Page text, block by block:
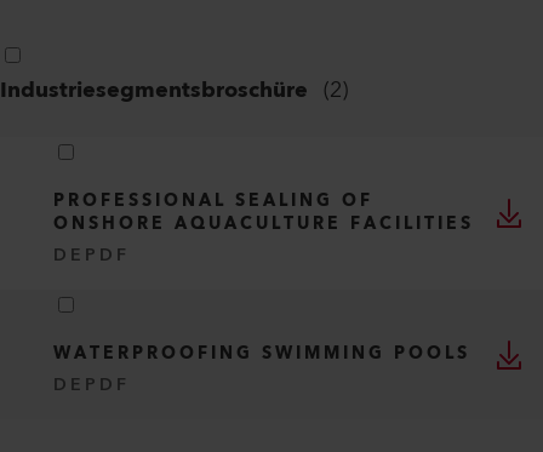
Industriesegmentsbroschüre (2)
PROFESSIONAL SEALING OF
ONSHORE AQUACULTURE FACILITIES
DE PDF
WATERPROOFING SWIMMING POOLS
DE PDF